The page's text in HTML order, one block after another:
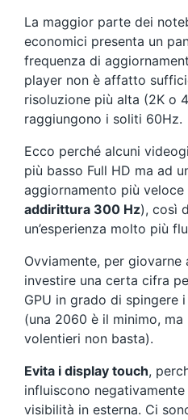
La maggior parte dei
economici presenta un
frequenza di
player non è affatto
risoluzione più alta (2K o
raggiungono i soliti 60Hz.
Ecco perché alcuni
più basso Full HD ma ad
aggiornamento più veloce
addirittura 300 Hz), così
un’esperienza molto più
Ovviamente, per
investire una certa cifra
GPU in grado di spingere
(una 2060 è il minimo,
volentieri non basta).
Evita i display touch,
influiscono negativamente
visibilità in esterna. Ci